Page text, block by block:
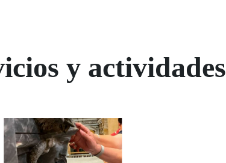
y actividades